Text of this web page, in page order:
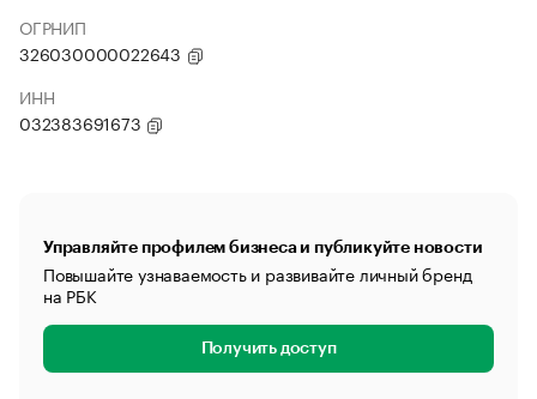
ОГРНИП
326030000022643
ИНН
032383691673
Управляйте профилем бизнеса и публикуйте новости
Повышайте узнаваемость и развивайте личный бренд
на РБК
Получить доступ